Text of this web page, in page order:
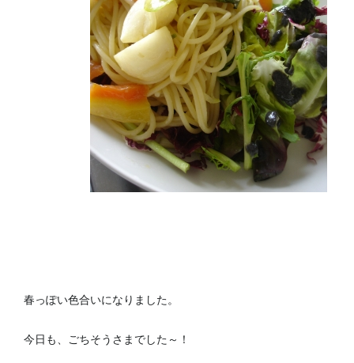
春っぽい色合いになりました。
今日も、ごちそうさまでした～！